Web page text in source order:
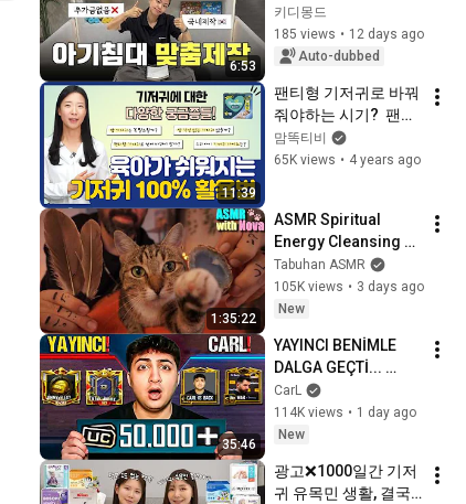
6:53
worried about small
rooms!! Custom-
fitting a baby bed for
키디몽드
185 views • 12 days ago
Auto-dubbed
11:39
팬티형 기저귀로 바꿔
줘야하는 시기?  팬티
기저귀 쉽게 입히고
벗기는 방법 ㅣ기저귀
양한 궁금증들 (feat.
팸퍼스 업그레이드 통
잠팬티)
맘똑티비
65K views • 4 years ago
1:35:22
ASMR Spiritual
Energy Cleansing
with My Cat 🐾
Purring & Reiki for
Sleep & Stress
Tabuhan ASMR
105K views • 3 days ago
New
35:46
YAYINCI BENİMLE
DALGA GEÇTİ...
50.000 UC İDDİALI
VS ATTIK! | PUBG
Mobile
CarL
114K views • 1 day ago
New
광고❌1000일간 기저
귀 유목민 생활, 결국